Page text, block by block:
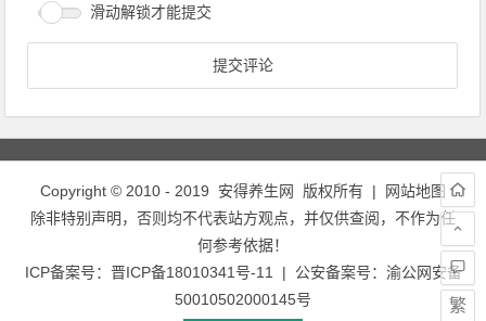
滑动解锁才能提交
Copyright © 2010 - 2019 安得养生网 版权所有 |
网站地图
除非特别声明，否则均不代表站方观点，并仅供查阅，不作为任
何参考依据！
ICP备案号： 晋ICP备18010341号-11 | 公安备案号： 渝公网安备
50010502000145号
繁